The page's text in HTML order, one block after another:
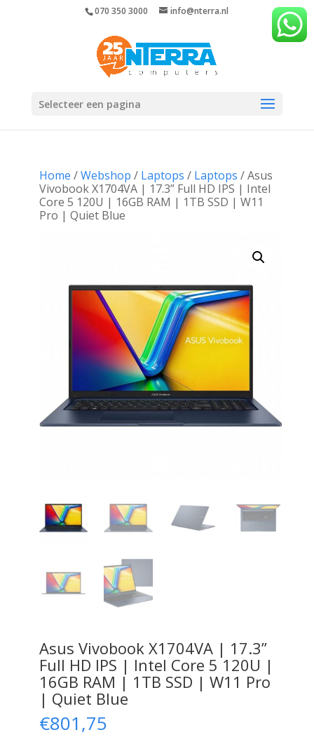
070 350 3000 info@nterra.nl
Selecteer een pagina
Home /Webshop / Laptops / Laptops / Asus
Vivobook X1704VA | 17.3” Full HD IPS | Intel
Core 5 120U | 16GB RAM | 1TB SSD | W11
Pro | Quiet Blue
Asus Vivobook X1704VA | 17.3”
Full HD IPS | Intel Core 5 120U |
16GB RAM | 1TB SSD | W11 Pro
| Quiet Blue
€801,75